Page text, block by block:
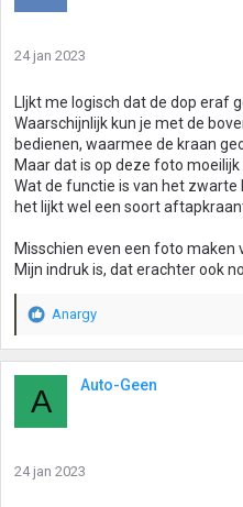
24 jan 2023
LIjkt me logisch dat de dop eraf
Waarschijnlijk kun je met de
bedienen, waarmee de kraan
Maar dat is op deze foto moeilijk
Wat de functie is van het zwarte
het lijkt wel een soort
Misschien even een foto maken
Mijn indruk is, dat erachter ook
W
a
d
n
Anargy
A Auto-Geen
24 jan 2023